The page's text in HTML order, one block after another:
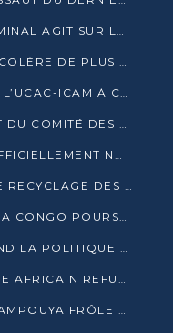
ENVIRONNEMENT: CONGO TERMINAL AGIT SUR LE TERRAIN ET FORME LES PLUS JEUNES
« LIBÉREZ NOS ENFANTS » : LA COLÈRE DE PLUSIEURS MÈRES À BRAZZAVILLE CONTRE LA DGSP
IMMERSION DES ÉTUDIANTS DE L’UCAC-ICAM À CONGO TERMINAL
LAMYR NGUELE ÉLU PRÉSIDENT DU COMITÉ DES MEMBRES D’HONNEUR DU PCT
FOOTBALL : CLAUDE LE ROY OFFICIELLEMENT NOMMÉ SÉLECTIONNEUR DU CONGO
CONGO TERMINAL SOUTIENT LE RECYCLAGE DES DÉCHETS PLASTIQUES À POINTE-NOIRE
CONGO TERMINAL ET RENATURA CONGO POURSUIVENT LEUR COMBAT POUR LA BIODIVERSITÉ
COUPE DU MONDE 2026 : QUAND LA POLITIQUE MENACE L’UNIVERSALITÉ DU FOOTBALL
COUPE DU MONDE : UN ARBITRE AFRICAIN REFUSÉ À L’ENTRÉE DES ÉTATS-UNIS
LE DÉPUTÉ HELLOT MATSON MAMPOUYA FRÔLE LA MORT LORS D’UNE EMBUSCADE DZNS LE POOL